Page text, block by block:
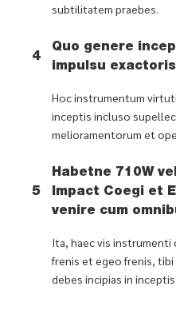
subtilitatem praebes.
4
Quo genere
impulsu
Hoc instrumentum
inceptis incluso
melioramentorum et
5
Habetne 710W
Impact Coegi et
venire cum
Ita, haec vis instrumenti
frenis et egeo frenis, tibi
debes incipias in